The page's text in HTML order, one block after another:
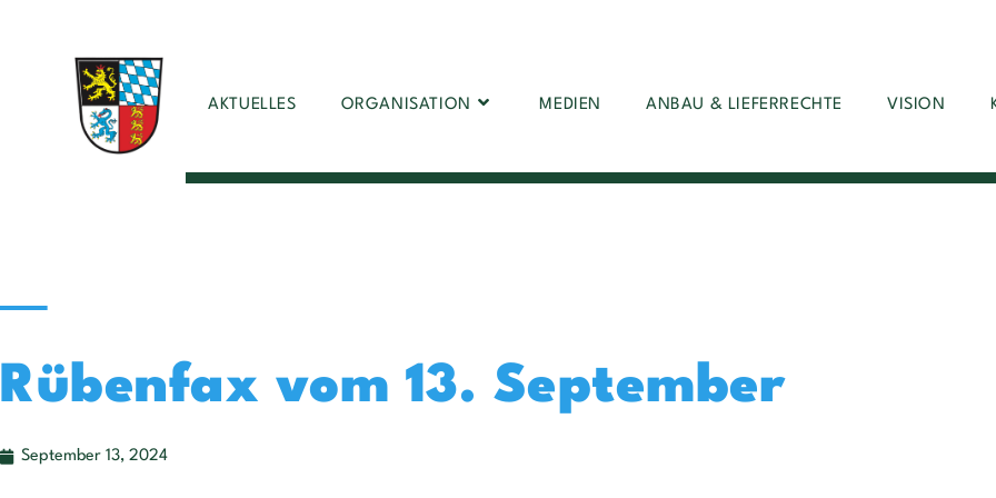
AKTUELLES ORGANISATION MEDIEN ANBAU & LIEFERRECHTE VISION
Rübenfax vom 13. September
September 13, 2024